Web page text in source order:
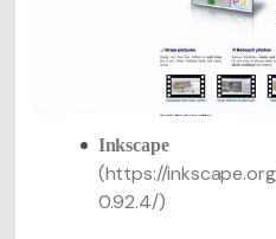
Inkscape
(https://
0.92.4/)